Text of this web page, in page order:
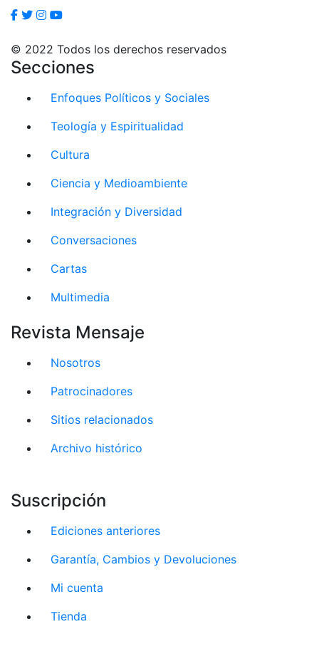
© 2022 Todos los derechos reservados
Secciones
Enfoques Políticos y Sociales
Teología y Espiritualidad
Cultura
Ciencia y Medioambiente
Integración y Diversidad
Conversaciones
Cartas
Multimedia
Revista Mensaje
Nosotros
Patrocinadores
Sitios relacionados
Archivo histórico
Suscripción
Ediciones anteriores
Garantía, Cambios y Devoluciones
Mi cuenta
Tienda